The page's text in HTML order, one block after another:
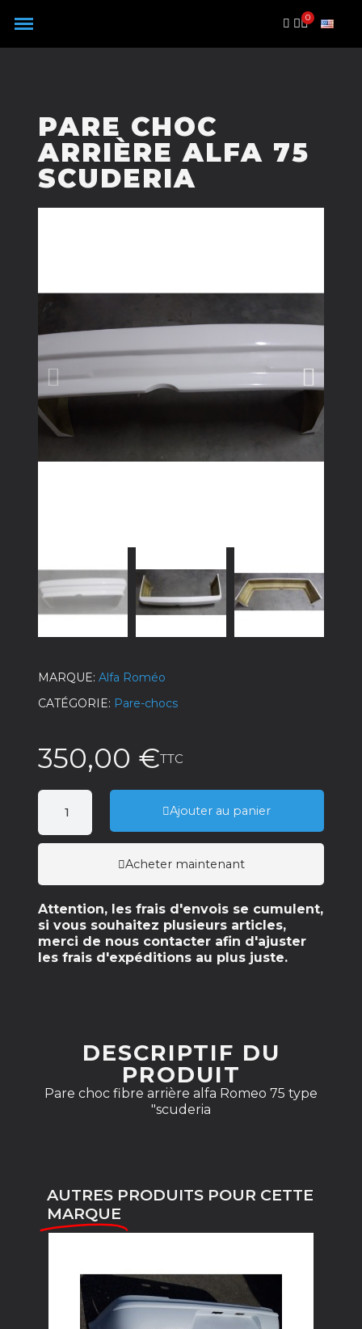
PARE CHOC
ARRIÈRE ALFA 75
SCUDERIA
MARQUE Alfa Roméo
CATÉGORIE
Pare-chocs
350,00 €TTC
Ajouter au panier
Acheter maintenant
Attention, les frais d'envois se cumulent,
si vous souhaitez plusieurs articles,
merci de nous contacter afin d'ajuster
les frais d'expéditions au plus juste.
DESCRIPTIF DU
PRODUIT
Pare choc fibre arrière alfa Romeo 75 type
"scuderia
AUTRES PRODUITS POUR CETTE
MARQUE